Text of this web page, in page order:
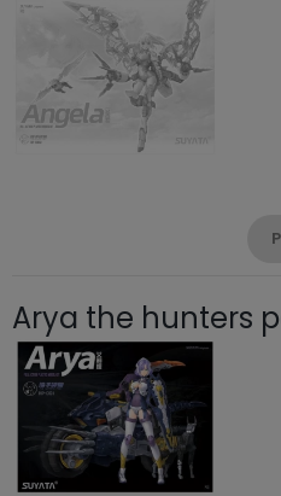
Arya the hunters